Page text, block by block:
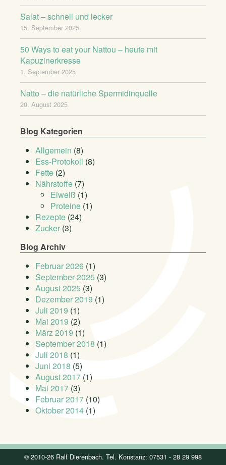
Salat – schnell und lecker
15. September 2025
50 Ways to eat your Nattou – heute mit
Kapuzinerkresse
1. September 2025
Natto – die natürliche Spermidinquelle
20. August 2025
Blog Kategorien
Allgemein (8)
Ess-Protokoll (8)
Fette (2)
Nährstoffe (7)
Eiweiß (1)
Proteine (1)
Rezepte (24)
Zucker (3)
Blog Archiv
Februar 2026 (1)
September 2025 (3)
August 2025 (3)
Dezember 2019 (1)
Juli 2019 (1)
Mai 2019 (2)
März 2019 (1)
September 2018 (1)
Juli 2018 (1)
Juni 2018 (5)
August 2017 (1)
Mai 2017 (3)
Februar 2017 (10)
Oktober 2014 (1)
© 2010-26 Ralf Dierenbach. Tel. Konstanz: 07531 - 28 29 998